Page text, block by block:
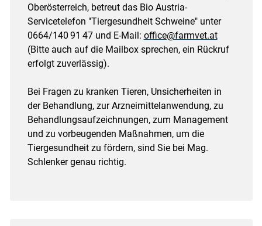
Oberösterreich, betreut das Bio Austria-
Servicetelefon "Tiergesundheit Schweine" unter
0664/​140 91 47 und E-Mail: office@farmvet.at
(Bitte auch auf die Mailbox sprechen, ein Rückruf
erfolgt zuverlässig).
Bei Fragen zu kranken Tieren, Unsicherheiten in
der Behandlung, zur Arzneimittelanwendung, zu
Behandlungsaufzeichnungen, zum Management
und zu vorbeugenden Maßnahmen, um die
Tiergesundheit zu fördern, sind Sie bei Mag.
Schlenker genau richtig.